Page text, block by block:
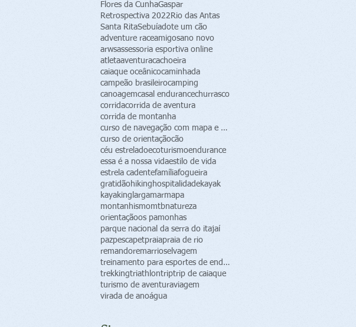
Flores da CunhaGaspar
Retrospectiva 2022 Rio das Antas
Santa RitaSebuíadote um cão
adventure raceamigosano novo
arwsassessoria esportiva online
atletaaventuracachoeira
caiaque oceânicocaminhada
campeão brasileirocamping
canoagemcasal endurancechurrasco
corridacorrida de aventura
corrida de montanha
curso de navegação com mapa e bússola
curso de orientaçãocão
céu estreladoecoturismoendurance
essa é a nossa vidaestilo de vida
estrela cadentefamíliafogueira
gratidãohiking hospitalidadekayak
kayaking largamarmapa
montanhismomtbnatureza
orientaçãoos pamonhas
parque nacional da serra do itajaí
pazpescapetpraiapraia de rio
remandoremarrioselvagem
treinamento para esportes de endurance
trekkingtriathlontriptrip de caiaque
turismo de aventuraviagem
virada de anoágua